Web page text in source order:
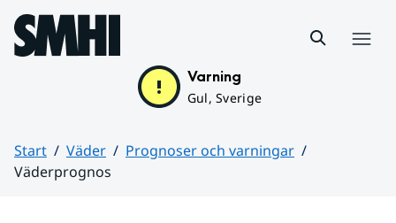
Hoppa till sidans innehåll
Varning
Gul, Sverige
Start Väder
Prognoser och varningar
Väderprognos